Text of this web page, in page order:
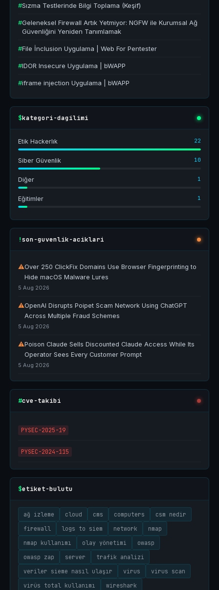
#Sızma Testlerinde Bilgi Toplama (Keşif)
#Geleneksel Firewall Artık Yetmiyor: NGFW ile Kurumsal Ağ
Güvenliğini Yeniden Tanımlamak
#File İnclusion Uygulama | Web For Pentester
#IDOR Insecure Uygulama | bWAPP
#iframe injection Uygulama | bWAPP
$kategori-dagilimi
Etik Hackerlık 22
Siber Güvenlik 10
Diğer 1
Eğitimler 1
!son-guvenlik-aciklari
⚠Over 250 ClickFix Domains Use Browser Fingerprinting to
Hide macOS Malware Lures
5 Aug 2026
⚠OpenAI Disrupts Poipet Scam Network Using ChatGPT
Across Multiple Fraud Schemes
5 Aug 2026
⚠Poison Claude Sells Discounted Claude Access While Its
Operator Sees Every Customer Prompt
5 Aug 2026
#cve-takibi
PYSEC-2025-19
PYSEC-2024-115
$etiket-bulutu
ağ izleme cloud cms computers
csm nedir
firewall
logs to siem network
nmap
nmap kullanımı
olay yönetimi
owasp
owasp zap
server
trafik analizi
veriler sieme nasıl ulaşır
virus
virus scan
virüs total kullanımı
wireshark